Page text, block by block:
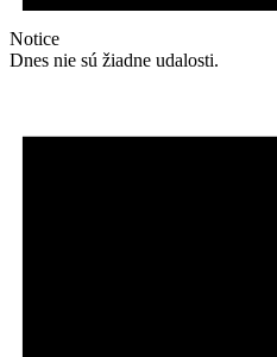
Notice
Dnes nie sú žiadne udalosti.